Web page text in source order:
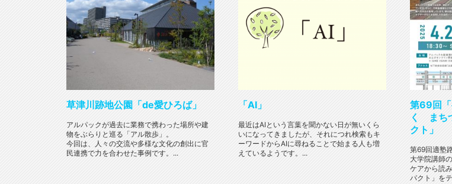
草津川跡地公園「de愛ひろば」
アルパックが過去に業務で携わった場所や建
物をぶらりと巡る「アル散歩」。
今回は、人々の交流や多様な文化の創出に官
民連携で力を合わせた事例です。...
「AI」
最近はAIという言葉を聞かない日が無いくら
いになってきましたが、それにつれ検索もキ
ーワードからAIに尋ねることで始まる人も増
えているようです。...
第69回
く まち
クト」
第69回適塾
大学院講師
ケアから読
パクト」を